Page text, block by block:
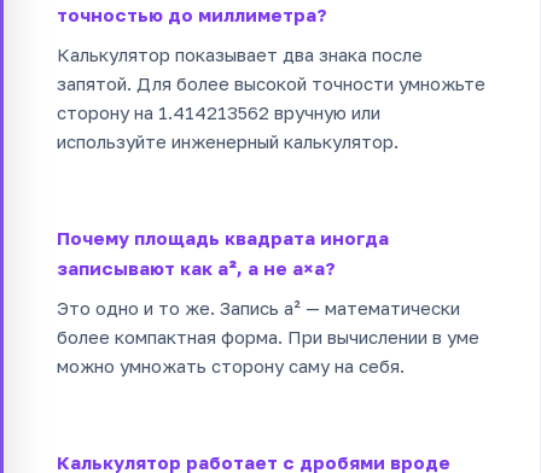
точностью до миллиметра?
Калькулятор показывает два знака после
запятой. Для более высокой точности умножьте
сторону на 1.414213562 вручную или
используйте инженерный калькулятор.
Почему площадь квадрата иногда
записывают как a², а не a×a?
Это одно и то же. Запись a² — математически
более компактная форма. При вычислении в уме
можно умножать сторону саму на себя.
Калькулятор работает с дробями вроде